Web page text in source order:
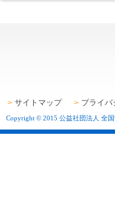
サイトマップ プライバ
Copyright © 2015 公益社団法人 全